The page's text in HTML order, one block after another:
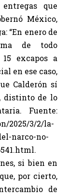
que
México,
“En enero de
de todo
excapos a
en ese caso,
Calderón sí
distinto de lo
Fuente:
2025/3/2/la-
narco-no-
si bien en
por cierto,
de